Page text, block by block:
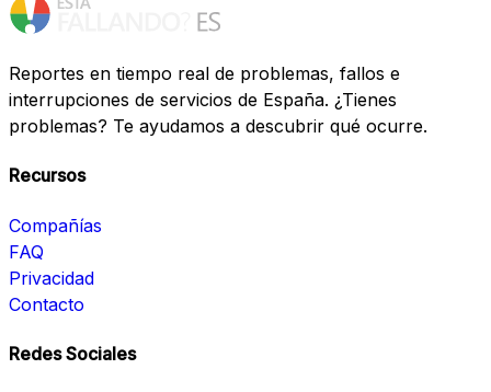
Reportes en tiempo real de problemas, fallos e
interrupciones de servicios de España. ¿Tienes
problemas? Te ayudamos a descubrir qué ocurre.
Recursos
Compañías
FAQ
Privacidad
Contacto
Redes Sociales